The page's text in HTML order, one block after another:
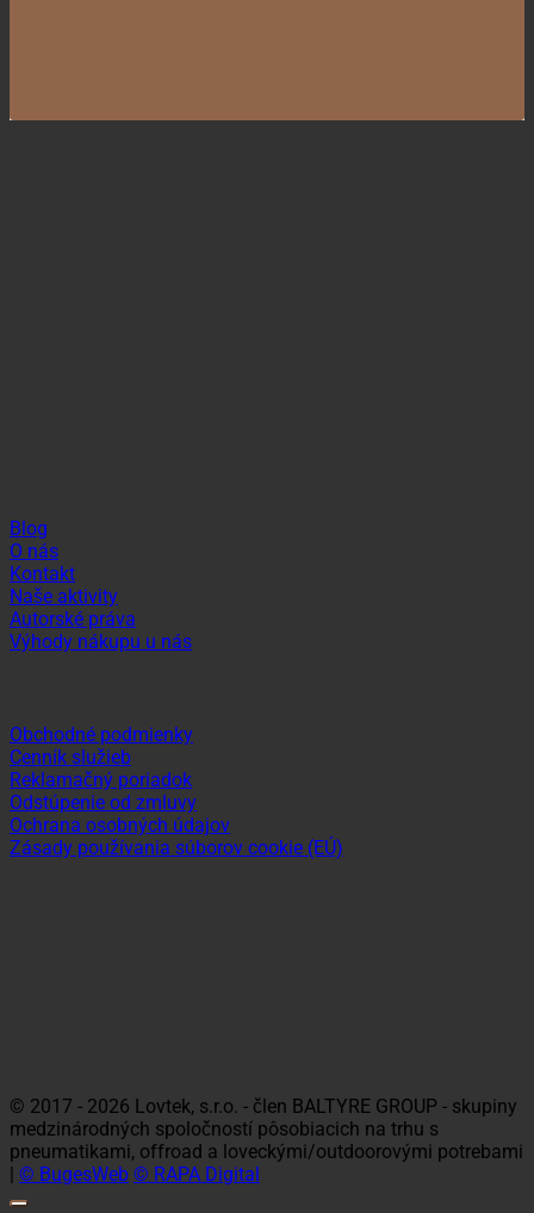
Blog
O nás
Kontakt
Naše aktivity
Autorské práva
Výhody nákupu u nás
Obchodné podmienky
Cenník služieb
Reklamačný poriadok
Odstúpenie od zmluvy
Ochrana osobných údajov
Zásady používania súborov cookie (EÚ)
© 2017 - 2026 Lovtek, s.r.o. - člen BALTYRE GROUP - skupiny
medzinárodných spoločností pôsobiacich na trhu s
pneumatikami, offroad a loveckými/outdoorovými potrebami
© BugesWeb © RAPA Digital